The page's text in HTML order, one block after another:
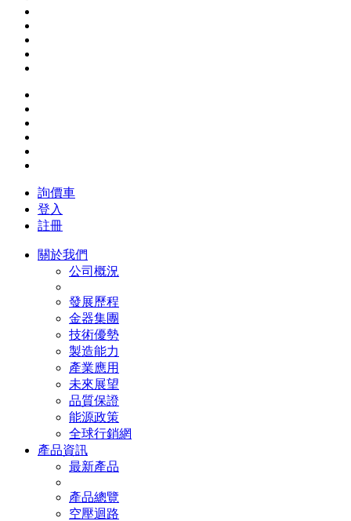
詢價車
登入
註冊
關於我們
公司概況
發展歷程
金器集團
技術優勢
製造能力
產業應用
未來展望
品質保證
能源政策
全球行銷網
產品資訊
最新產品
產品總覽
空壓迴路